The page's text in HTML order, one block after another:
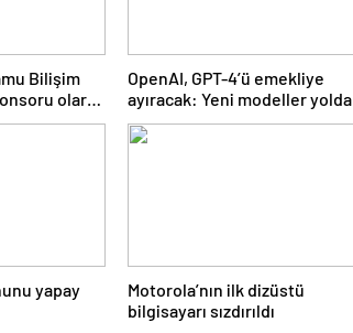
Bilişim
olarak
verdi
OpenAI, GPT-4’ü emekliye
ayıracak: Yeni modeller yolda
yapay
Motorola’nın ilk dizüstü
bilgisayarı sızdırıldı